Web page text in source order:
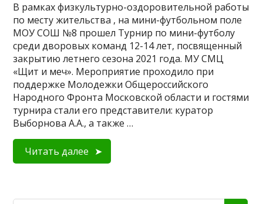
В рамках физкультурно-оздоровительной работы
по месту жительства , на мини-футбольном поле
МОУ СОШ №8 прошел Турнир по мини-футболу
среди дворовых команд 12-14 лет, посвященный
закрытию летнего сезона 2021 года. МУ СМЦ
«Щит и меч». Мероприятие проходило при
поддержке Молодежки Общероссийского
Народного Фронта Московской области и гостями
турнира стали его представители: куратор
Выборнова А.А., а также …
Читать далее